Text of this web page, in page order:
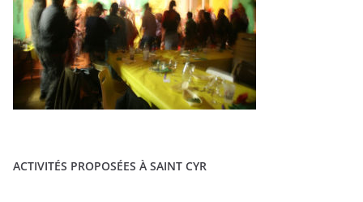
ACTIVITÉS PROPOSÉES À SAINT CYR